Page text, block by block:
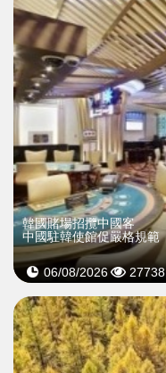
韓國賭場招攬中國客
中國駐韓使館促嚴格規範
06/08/2026 27738